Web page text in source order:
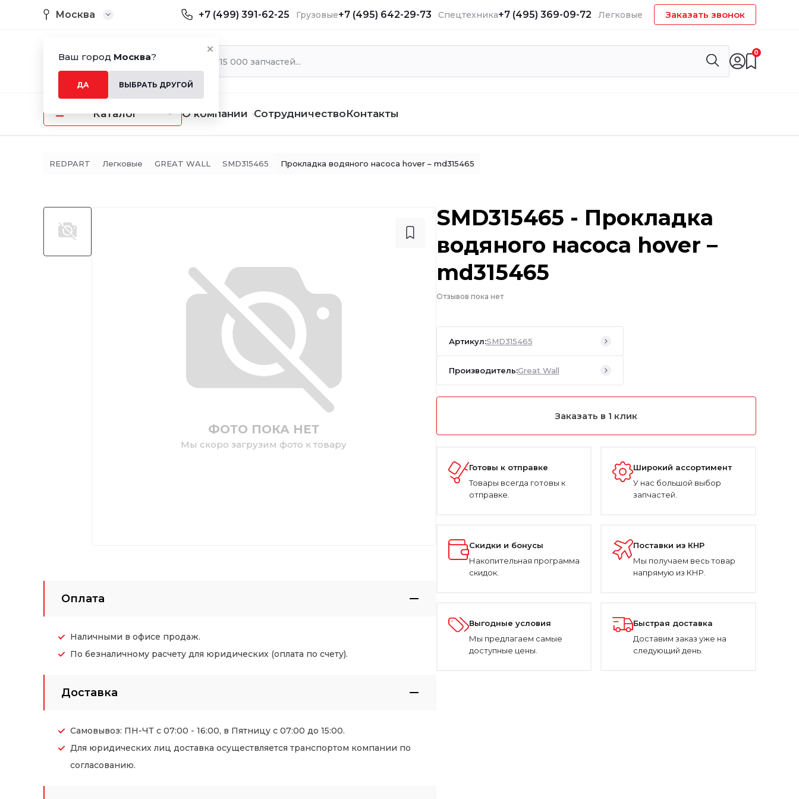
Ваш город Москва?
ДА ВЫБРАТЬ ДРУГОЙ
Москва +7 (499) 391-62-25 Грузовые+7 (495) 642-29-73 Спецтехника+7 (495) 369-09-72 Легковые Заказать звонок
0
Каталог О компании СотрудничествоКонтакты
REDPART Легковые GREAT WALL SMD315465 Прокладка водяного насоса hover – md315465
ФОТО ПОКА НЕТ
Мы скоро загрузим фото к товару
Оплата
Наличными в офисе продаж.
По безналичному расчету для юридических (оплата по счету).
Доставка
Самовывоз: ПН-ЧТ с 07:00 - 16:00, в Пятницу с 07:00 до 15:00.
Для юридических лиц доставка осуществляется транспортом компании по
согласованию.
SMD315465 - Прокладка
водяного насоса hover –
md315465
Отзывов пока нет
Артикул:SMD315465
Производитель:Great Wall
Заказать в 1 клик
Готовы к отправке
Товары всегда готовы к
отправке.
Широкий ассортимент
У нас большой выбор
запчастей.
Скидки и бонусы
Накопительная программа
скидок.
Поставки из КНР
Мы получаем весь товар
напрямую из КНР.
Выгодные условия
Мы предлагаем самые
доступные цены.
Быстрая доставка
Доставим заказ уже на
следующий день.